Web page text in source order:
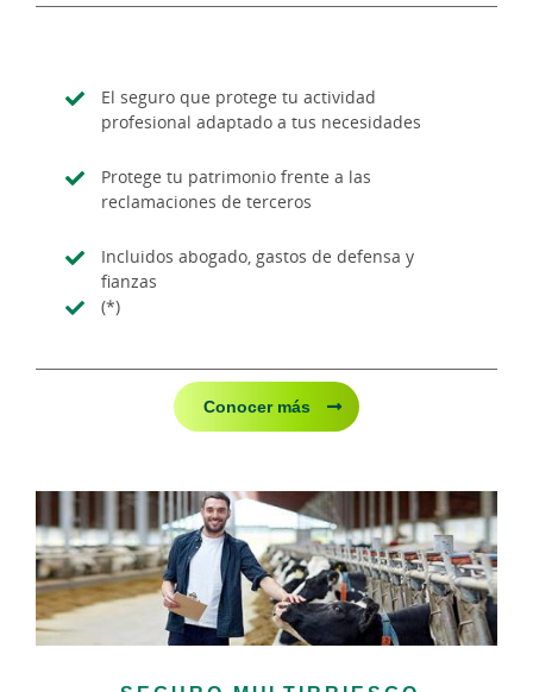
El seguro que protege tu actividad
profesional adaptado a tus necesidades
Protege tu patrimonio frente a las
reclamaciones de terceros
Incluidos abogado, gastos de defensa y
fianzas
(*)
Conocer más